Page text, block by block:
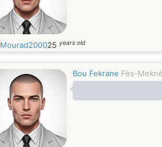
Mourad200025 years old
Bou Fekrane Fès-